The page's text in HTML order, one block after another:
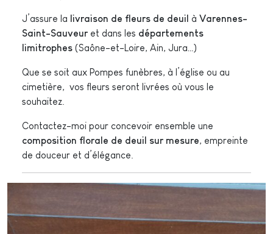
J’assure la livraison de fleurs de deuil à Varennes-
Saint-Sauveur et dans les départements
limitrophes (Saône-et-Loire, Ain, Jura…)
Que se soit aux Pompes funèbres, à l’église ou au
cimetière, vos fleurs seront livrées où vous le
souhaitez.
Contactez-moi pour concevoir ensemble une
composition florale de deuil sur mesure, empreinte
de douceur et d’élégance.